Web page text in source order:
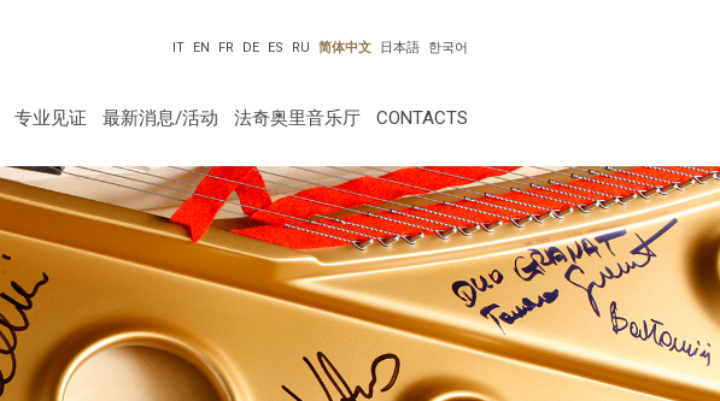
한국어
日本語
IT EN FR DE ES RU 简体中文
专业见证 最新消息/活动 法奇奥里音乐厅 CONTACTS